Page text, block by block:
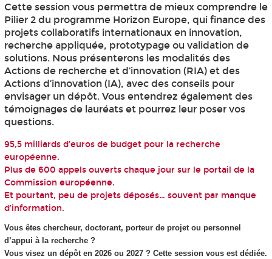
Cette session vous permettra de mieux comprendre le
Pilier 2 du programme Horizon Europe, qui finance des
projets collaboratifs internationaux en innovation,
recherche appliquée, prototypage ou validation de
solutions. Nous présenterons les modalités des
Actions de recherche et d’innovation (RIA) et des
Actions d’innovation (IA), avec des conseils pour
envisager un dépôt. Vous entendrez également des
témoignages de lauréats et pourrez leur poser vos
questions.
95,5 milliards d’euros de budget pour la recherche
européenne.
Plus de 600 appels ouverts chaque jour sur le portail de la
Commission européenne.
Et pourtant, peu de projets déposés… souvent par manque
d’information.
Vous êtes chercheur, doctorant, porteur de projet ou personnel
d’appui à la recherche ?
Vous visez un dépôt en 2026 ou 2027 ? Cette session vous est dédiée.